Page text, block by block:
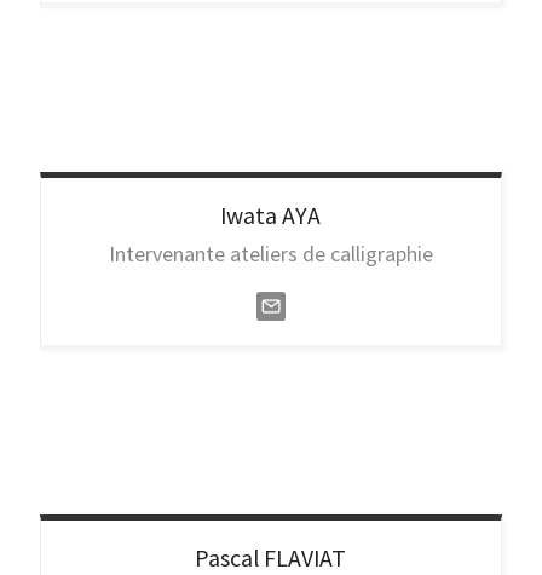
Iwata AYA
Intervenante ateliers de calligraphie
Pascal FLAVIAT